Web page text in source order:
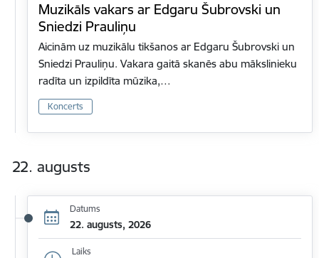
Muzikāls vakars ar Edgaru Šubrovski un
Sniedzi Prauliņu
Aicinām uz muzikālu tikšanos ar Edgaru Šubrovski un
Sniedzi Prauliņu. Vakara gaitā skanēs abu mākslinieku
radīta un izpildīta mūzika,…
Koncerts
22. augusts
Datums
22. augusts, 2026
Laiks